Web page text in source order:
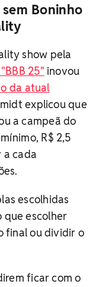
Boninho
show pela
25" inovou
da atual
explicou que
a campeã do
R$ 2,5
a cada
escolhidas
que escolher
final ou dividir o
ficar com o